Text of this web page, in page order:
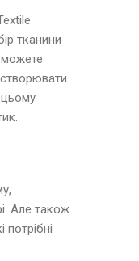
тканини
цьому
Але також
потрібні